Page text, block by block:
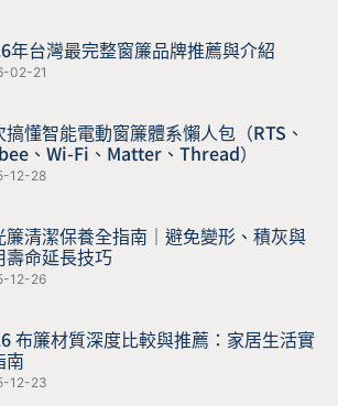
年台灣最完整窗簾品牌推薦與介紹
02-21
搞懂智能電動窗簾體系懶人包（RTS、
、Wi-Fi、Matter、Thread）
12-28
簾清潔保養全指南｜避免變形、積灰與
壽命延長技巧
12-26
布簾材質深度比較與推薦：家居生活實
南
12-23